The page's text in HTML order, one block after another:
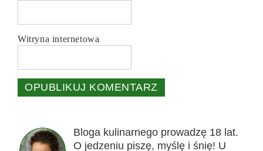
Witryna internetowa
Bloga kulinarnego prowadzę 18 lat.
O jedzeniu piszę, myślę i śnię! U